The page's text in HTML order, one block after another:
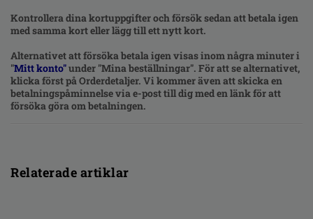
Kontrollera dina kortuppgifter och försök sedan att betala igen
med samma kort eller lägg till ett nytt kort.
Alternativet att försöka betala igen visas inom några minuter i
"Mitt konto"under "Mina beställningar". För att se alternativet,
klicka först på Orderdetaljer. Vi kommer även att skicka en
betalningspåminnelse via e-post till dig med en länk för att
försöka göra om betalningen.
Relaterade artiklar